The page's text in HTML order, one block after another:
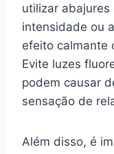
utilizar
intensidade ou
efeito calmante
Evite luzes
podem causar
sensação de
Além disso, é